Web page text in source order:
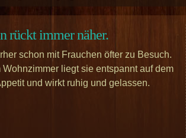
rückt immer näher.
schon mit Frauchen öfter zu Besuch.
liegt sie entspannt auf dem
und wirkt ruhig und gelassen.